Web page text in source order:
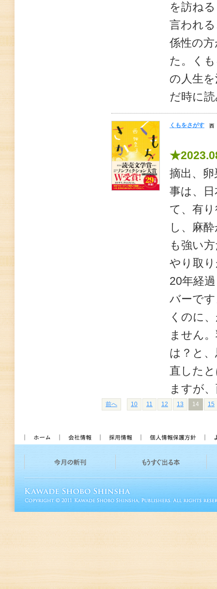
を訪ね
言われ
係性の
た。く
の人生
だ時に
くもをさがす 西
摘出、
事は、
て、有
し、麻
も強い
やり取
20年経
バーで
くのに
ません
は？と
直した
ますが
前へ 10 11 12 13 14 15